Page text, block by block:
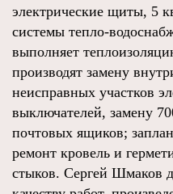
электрические щиты, 5
системы тепло-
выполняет
производят замену
неисправных участков
выключателей, замену
почтовых ящиков;
ремонт кровель и
стыков. Сергей Шмаков